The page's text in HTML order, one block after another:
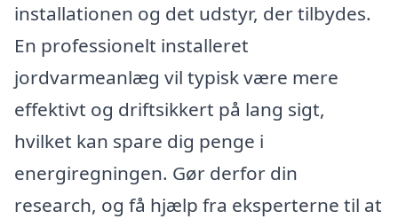
installationen og det udstyr, der tilbydes.
En professionelt installeret
jordvarmeanlæg vil typisk være mere
effektivt og driftsikkert på lang sigt,
hvilket kan spare dig penge i
energiregningen. Gør derfor din
research, og få hjælp fra eksperterne til at